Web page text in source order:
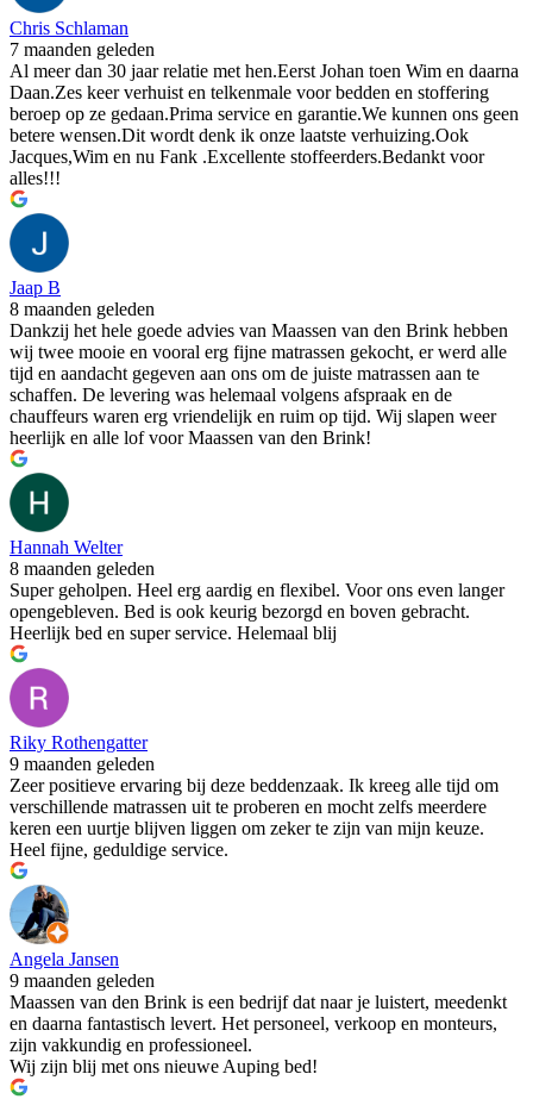
Chris Schlaman
7 maanden geleden
Al meer dan 30 jaar relatie met hen.Eerst Johan toen Wim en daarna
Daan.Zes keer verhuist en telkenmale voor bedden en stoffering
beroep op ze gedaan.Prima service en garantie.We kunnen ons geen
betere wensen.Dit wordt denk ik onze laatste verhuizing.Ook
Jacques,Wim en nu Fank .Excellente stoffeerders.Bedankt voor
alles!!!
Jaap B
8 maanden geleden
Dankzij het hele goede advies van Maassen van den Brink hebben
wij twee mooie en vooral erg fijne matrassen gekocht, er werd alle
tijd en aandacht gegeven aan ons om de juiste matrassen aan te
schaffen. De levering was helemaal volgens afspraak en de
chauffeurs waren erg vriendelijk en ruim op tijd. Wij slapen weer
heerlijk en alle lof voor Maassen van den Brink!
Hannah Welter
8 maanden geleden
Super geholpen. Heel erg aardig en flexibel. Voor ons even langer
opengebleven. Bed is ook keurig bezorgd en boven gebracht.
Heerlijk bed en super service. Helemaal blij
Riky Rothengatter
9 maanden geleden
Zeer positieve ervaring bij deze beddenzaak. Ik kreeg alle tijd om
verschillende matrassen uit te proberen en mocht zelfs meerdere
keren een uurtje blijven liggen om zeker te zijn van mijn keuze.
Heel fijne, geduldige service.
Angela Jansen
9 maanden geleden
Maassen van den Brink is een bedrijf dat naar je luistert, meedenkt
en daarna fantastisch levert. Het personeel, verkoop en monteurs,
zijn vakkundig en professioneel.
Wij zijn blij met ons nieuwe Auping bed!